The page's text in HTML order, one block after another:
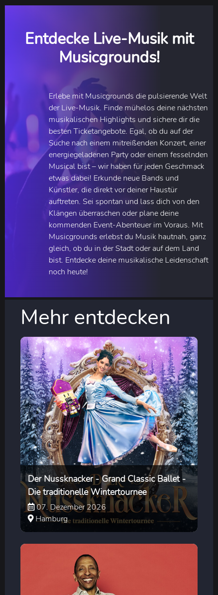
Entdecke Live-Musik mit
Musicgrounds!
Erlebe mit Musicgrounds die pulsierende Welt
der Live-Musik. Finde mühelos deine nächsten
musikalischen Highlights und sichere dir die
besten Ticketangebote. Egal, ob du auf der
Suche nach einem mitreißenden Konzert, einer
energiegeladenen Party oder einem fesselnden
Musical bist – wir haben für jeden Geschmack
etwas dabei! Erkunde neue Bands und
Künstler, die direkt vor deiner Haustür
auftreten. Sei spontan und lass dich von den
Klängen überraschen oder plane deine
kommenden Event-Abenteuer im Voraus. Mit
Musicgrounds erlebst du Musik hautnah, ganz
gleich, ob du in der Stadt oder auf dem Land
bist. Entdecke deine musikalische Leidenschaft
noch heute!
Mehr entdecken
Der Nussknacker - Grand Classic Ballet -
Die traditionelle Wintertournee
07. Dezember 2026
Hamburg